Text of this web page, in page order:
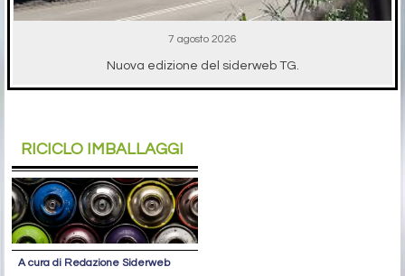
7 agosto 2026
Nuova edizione del siderweb TG.
RICICLO IMBALLAGGI
A cura di Redazione Siderweb